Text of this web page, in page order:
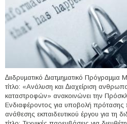
∆ιιδρυµατικό ∆ιατµηµατικό
τίτλο: «Ανάλυση και ∆ιαχείριση
καταστροφών» ανακοινώνει την
Ενδιαφέροντος για υποβολή
ανάθεσης εκπαιδευτικού έργου για τη